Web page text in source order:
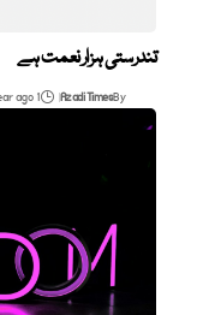
تندرستی ہزار نعمت ہے
By
Azadi Times
1 year ago